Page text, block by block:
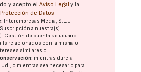
y acepto elAviso Legal y la
de Datos
Interempresas Media, S.L.U.
Suscripción a nuestra(s)
Gestión de cuenta de usuario.
relacionados con la misma o
similares o
mientras dure la
o mientras sea necesario para